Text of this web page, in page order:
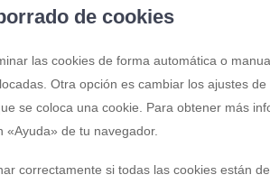
de cookies
las cookies de forma automática o
Otra opción es cambiar los ajustes
se coloca una cookie. Para obtener más
de tu navegador.
correctamente si todas las cookies están